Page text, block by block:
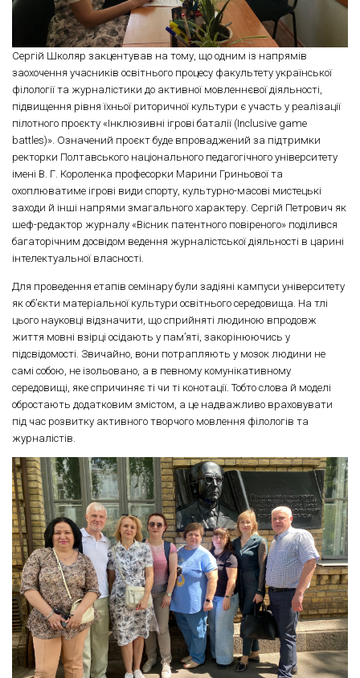
Сергій Школяр закцентував на тому, що одним із напрямів
заохочення учасників освітнього процесу факультету української
філології та журналістики до активної мовленнєвої діяльності,
підвищення рівня їхньої риторичної культури є участь у реалізації
пілотного проєкту «Інклюзивні ігрові баталії (Inclusive game
battles)». Означений проєкт буде впроваджений за підтримки
ректорки Полтавського національного педагогічного університету
імені В. Г. Короленка професорки Марини Гриньової та
охоплюватиме ігрові види спорту, культурно-масові мистецькі
заходи й інші напрями змагального характеру. Сергій Петрович як
шеф-редактор журналу «Вісник патентного повіреного» поділився
багаторічним досвідом ведення журналістської діяльності в царині
інтелектуальної власності.
Для проведення етапів семінару були задіяні кампуси університету
як об’єкти матеріальної культури освітнього середовища. На тлі
цього науковці відзначити, що сприйняті людиною впродовж
життя мовні взірці осідають у пам’яті, закорінюючись у
підсвідомості. Звичайно, вони потрапляють у мозок людини не
самі собою, не ізольовано, а в певному комунікативному
середовищі, яке спричиняє ті чи ті конотації. Тобто слова й моделі
обростають додатковим змістом, а це надважливо враховувати
під час розвитку активного творчого мовлення філологів та
журналістів.